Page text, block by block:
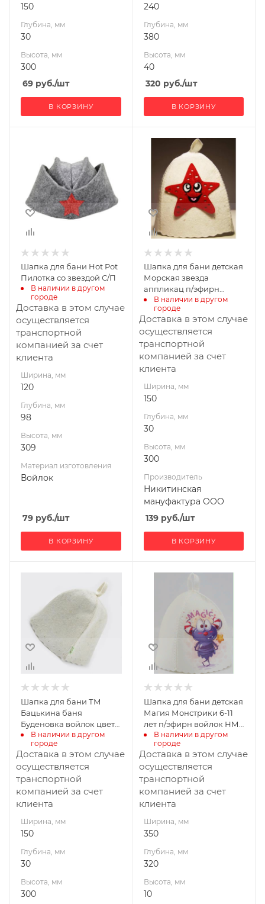
150
Глубина, мм
30
Высота, мм
300
69 руб./шт
В КОРЗИНУ
240
Глубина, мм
380
Высота, мм
40
320 руб./шт
В КОРЗИНУ
Глубина, мм
Высота, мм
309
Материал
Войлок
Производитель
Банные штучки
Шапка для бани Hot Pot
Пилотка со звездой С/П
В наличии в другом
городе
Доставка в этом случае
осуществляется
транспортной
компанией за счет
клиента
Ширина, мм
120
Глубина, мм
98
Высота, мм
309
Материал изготовления
Войлок
79 руб./шт
В КОРЗИНУ
Глубина, мм
Высота, мм
300
Производитель
мануфактура
ООО
Шапка для бани детская
Морская звезда
аппликац п/эфирн
войлок НМ с/п
В наличии в другом
городе
Доставка в этом случае
осуществляется
транспортной
компанией за счет
клиента
Ширина, мм
150
Глубина, мм
30
Высота, мм
300
Производитель
Никитинская
мануфактура ООО
139руб./шт
В КОРЗИНУ
Глубина, мм
30
Высота, мм
300
Производитель
Шапка для бани ТМ
Бацькина баня
Буденовка войлок цвет
белый С/П
В наличии в другом
городе
Доставка в этом случае
осуществляется
транспортной
компанией за счет
клиента
Ширина, мм
150
Глубина, мм
30
Высота, мм
300
10
Шапка для бани детская
Магия Монстрики 6-11
лет п/эфирн войлок НМ
с/пВ наличии в другом
городе
Доставка в этом случае
осуществляется
транспортной
компанией за счет
клиента
Ширина, мм
350
Глубина, мм
320
Высота, мм
10